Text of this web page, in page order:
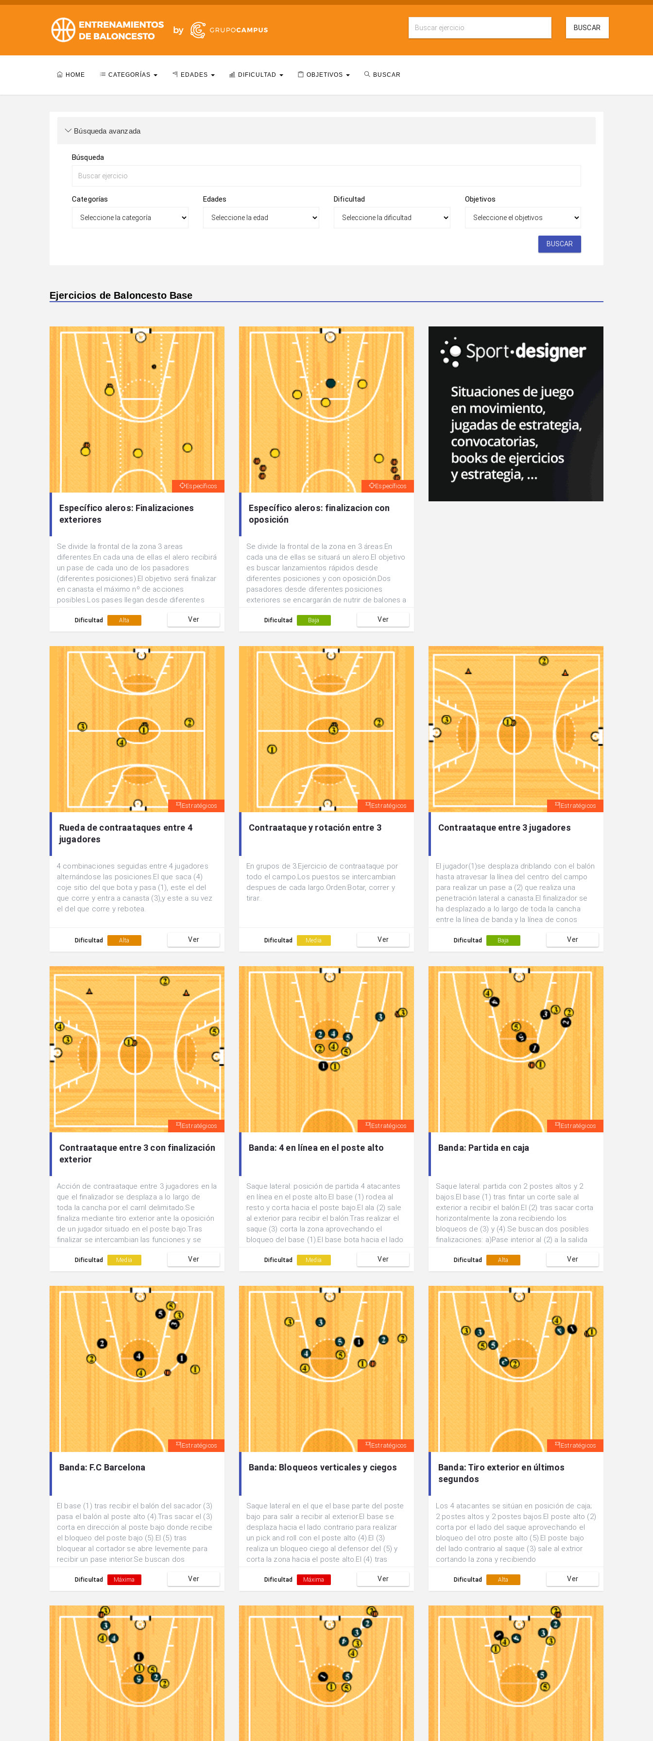
BUSCAR
HOME CATEGORÍAS EDADES DIFICULTAD OBJETIVOS BUSCAR
Búsqueda avanzada
Búsqueda
Categorías Edades Dificultad Objetivos
BUSCAR
Ejercicios de Baloncesto Base
Específicos
Específico aleros: Finalizaciones
exteriores
Se divide la frontal de la zona 3 areas
diferentes.En cada una de ellas el alero recibirá
un pase de cada uno de los pasadores
(diferentes posiciones).El objetivo será finalizar
en canasta el máximo nº de acciones
posibles.Los pases llegan desde diferentes
el desplazamiento y la orientación corporal
para finalizar con rapidez y eficacia.
Dificultad Alta Ver
Específicos
Específico aleros: finalizacion con
oposición
Se divide la frontal de la zona en 3 áreas.En
cada una de ellas se situará un alero.El objetivo
es buscar lanzamientos rápidos desde
diferentes posiciones y con oposición.Dos
pasadores desde diferentes posiciones
exteriores se encargarán de nutrir de balones a
de lanzamiento.Un defensor podrá
desplazarse líbremente para abortar la acción
combinar entre ellos ante la presencia de
oposición.
Dificultad Baja Ver
Estratégicos
Rueda de contraataques entre 4
jugadores
4 combinaciones seguidas entre 4 jugadores
alternándose las posiciones.El que saca (4)
coje sitio del que bota y pasa (1), este el del
que corre y entra a canasta (3),y este a su vez
el del que corre y rebotea.
Dificultad Alta Ver
Estratégicos
Contraataque y rotación entre 3
En grupos de 3.Ejercicio de contraataque por
todo el campo.Los puestos se intercambian
despues de cada largo.Orden:Botar, correr y
tirar..
Dificultad Media Ver
Estratégicos
Contraataque entre 3 jugadores
El jugador(1)se desplaza driblando con el balón
hasta atravesar la línea del centro del campo
para realizar un pase a (2) que realiza una
penetración lateral a canasta.El finalizador se
ha desplazado a lo largo de toda la cancha
entre la línea de banda y la línea de conos
rebote para iniciar la acción siguiente.(2) pasa
a (3) que a acompañado la jugada para que
realiza la función de finalizador.
Dificultad Baja Ver
Estratégicos
Contraataque entre 3 con finalización
exterior
Acción de contraataque entre 3 jugadores en la
que el finalizador se desplaza a lo largo de
toda la cancha por el carril delimitado.Se
finaliza mediante tiro exterior ante la oposición
de un jugador situado en el poste bajo.Tras
finalizar se intercambian las funciones y se
finalizador pasa a realizar la acción de
oposición y el pasador se convierte en
Dificultad Media Ver
Estratégicos
Banda: 4 en línea en el poste alto
Saque lateral: posición de partida 4 atacantes
en línea en el poste alto.El base (1) rodea al
resto y corta hacia el poste bajo.El ala (2) sale
al exterior para recibir el balón.Tras realizar el
saque (3) corta la zona aprovechando el
bloqueo del base (1).El base bota hacia el lado
finalizaciones: a)pase al (1) que tras bloquear
sale y aprovecha el doble bloqueo de (4) y (5).
(2).
Dificultad Media Ver
Estratégicos
Banda: Partida en caja
Saque lateral: partida con 2 postes altos y 2
bajos.El base (1) tras fintar un corte sale al
exterior a recibir el balón.El (2) tras sacar corta
horizontalmente la zona recibiendo los
bloqueos de (3) y (4).Se buscan dos posibles
finalizaciones: a)Pase interior al (2) a la salida
tras recibir el bloqueo de (5) sale al poste alto
a buscar un posible lanzamiento.
Dificultad Alta Ver
Estratégicos
Banda: F.C Barcelona
El base (1) tras recibir el balón del sacador (3)
pasa el balón al poste alto (4).Tras sacar el (3)
corta en dirección al poste bajo donde recibe
el bloqueo del poste bajo (5).El (5) tras
bloquear al cortador se abre levemente para
recibir un pase interior.Se buscan dos
poste bajo (5). b) Doblar el pase hacia la
posición exterior del base (1) escapando de la
Dificultad Máxima Ver
Estratégicos
Banda: Bloqueos verticales y ciegos
Saque lateral en el que el base parte del poste
bajo para salir a recibir al exterior.El base se
desplaza hacia el lado contrario para realizar
un pick and roll con el poste alto (4).El (3)
realiza un bloqueo ciego al defensor del (5) y
corta la zona hacia el poste alto.El (4) tras
vertical al defensor del (3).Se buscan dos
posibles finalizaciones: a)Pase y finalización
finalización 1x1 del (5).
Dificultad Máxima Ver
Estratégicos
Banda: Tiro exterior en últimos
segundos
Los 4 atacantes se sitúan en posición de caja;
2 postes altos y 2 postes bajos.El poste alto (2)
corta por el lado del saque aprovechando el
bloqueo del otro poste alto (5).El poste bajo
del lado contrario al saque (3) sale al extrior
cortando la zona y recibiendo
(4).Tras recibir el balón del sacador éste
jugador (3) finaliza con tiro exterior.
Dificultad Alta Ver